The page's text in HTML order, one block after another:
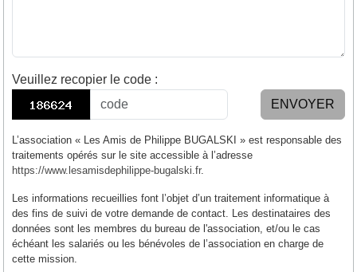
Veuillez recopier le code :
ENVOYER
L’association « Les Amis de Philippe BUGALSKI » est responsable des
traitements opérés sur le site accessible à l’adresse
https://www.lesamisdephilippe-bugalski.fr.
Les informations recueillies font l’objet d’un traitement informatique à
des fins de suivi de votre demande de contact. Les destinataires des
données sont les membres du bureau de l'association, et/ou le cas
échéant les salariés ou les bénévoles de l’association en charge de
cette mission.